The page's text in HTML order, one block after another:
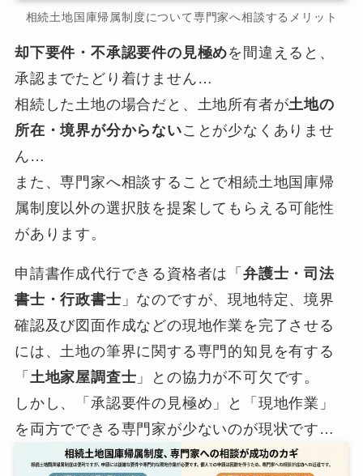
相続土地国庫帰属制度について専門家へ相談するメリット
却下要件・不承認要件の見極めを間違えると、
承認までたどり着けません…
相続した土地の場合だと、土地所有者が土地の
所在・境界が分からないことが少なくありませ
ん…
また、専門家へ相談することで相続土地国庫帰
属制度以外の選択肢を提案してもらえる可能性
があります。
申請書作成代行できる資格者は「弁護士・司法
書士・行政書士 」なのですが、現地特定、境界
確認及び図面作成などの現地作業を完了させる
には、土地の筆界に関する専門的知見を有する
「 土地家屋調査士 」との協力が不可欠です。
しかし、「承認要件の見極め」と「現地作業」
を両方でできる専門家が少ないのが現状です…